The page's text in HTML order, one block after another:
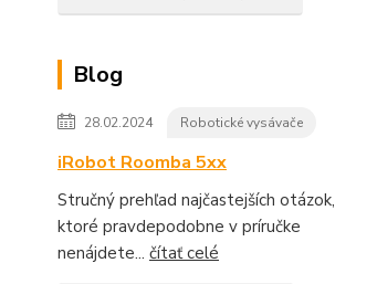
Blog
28.02.2024 Robotické vysávače
iRobot Roomba 5xx
Stručný prehľad najčastejších otázok,
ktoré pravdepodobne v príručke
nenájdete... čítať celé